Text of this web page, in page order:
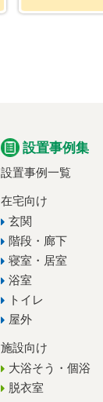
設置事例集
設置事例一覧
在宅向け
玄関
階段・廊下
寝室・居室
浴室
トイレ
屋外
施設向け
大浴そう・個浴
脱衣室